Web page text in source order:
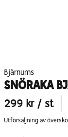
Bjärnums
SNÖRAKA
299 kr / st
Utförsäljning av